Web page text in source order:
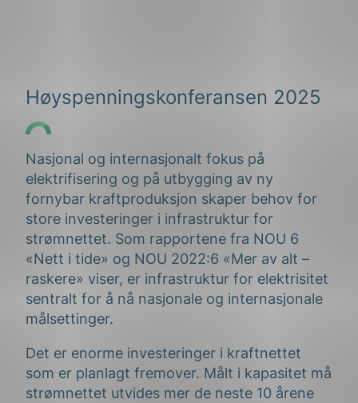
Høyspenningskonferansen 2025
Nasjonal og internasjonalt fokus på
elektrifisering og på utbygging av ny
fornybar kraftproduksjon skaper behov for
store investeringer i infrastruktur for
strømnettet. Som rapportene fra NOU 6
«Nett i tide» og NOU 2022:6 «Mer av alt –
raskere» viser, er infrastruktur for elektrisitet
sentralt for å nå nasjonale og internasjonale
målsettinger.
Det er enorme investeringer i kraftnettet
som er planlagt fremover. Målt i kapasitet må
strømnettet utvides mer de neste 10 årene